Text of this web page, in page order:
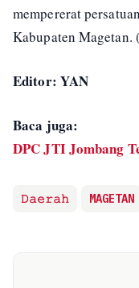
mempererat
Kabupaten Magetan.
Editor: YAN
Baca juga:
DPC JTI Jombang
𝙳𝚊𝚎𝚛𝚊𝚑 MAGETAN